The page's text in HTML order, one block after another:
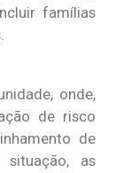
famílias
onde,
de risco
de
situação, as